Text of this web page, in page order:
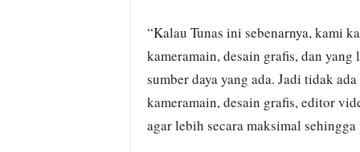
“Kalau Tunas ini sebenarnya, kami
kameramain, desain grafis, dan
sumber daya yang ada. Jadi tidak
kameramain, desain grafis, editor
agar lebih secara maksimal